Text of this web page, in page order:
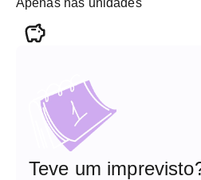
Apenas nas unidades
Teve um